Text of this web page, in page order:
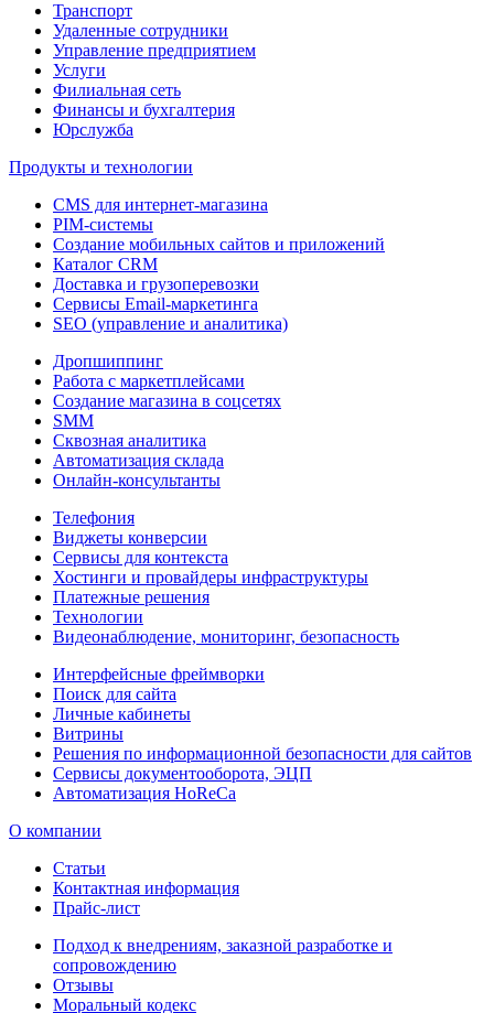
Транспорт
Удаленные сотрудники
Управление предприятием
Услуги
Филиальная сеть
Финансы и бухгалтерия
Юрслужба
Продукты и технологии
CMS для интернет-магазина
PIM-системы
Создание мобильных сайтов и приложений
Каталог CRM
Доставка и грузоперевозки
Сервисы Email-маркетинга
SEO (управление и аналитика)
Дропшиппинг
Работа с маркетплейсами
Создание магазина в соцсетях
SMM
Сквозная аналитика
Автоматизация склада
Онлайн-консультанты
Телефония
Виджеты конверсии
Сервисы для контекста
Хостинги и провайдеры инфраструктуры
Платежные решения
Технологии
Видеонаблюдение, мониторинг, безопасность
Интерфейсные фреймворки
Поиск для сайта
Личные кабинеты
Витрины
Решения по информационной безопасности для сайтов
Сервисы документооборота, ЭЦП
Автоматизация HoReCa
О компании
Статьи
Контактная информация
Прайс-лист
Подход к внедрениям, заказной разработке и
сопровождению
Отзывы
Моральный кодекс